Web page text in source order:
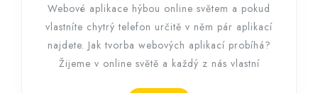
do
tvorby
webové
aplikace
Webové aplikace hýbou online světem a pokud
vlastníte chytrý telefon určitě v něm pár aplikací
najdete. Jak tvorba webových aplikací probíhá?
Žijeme v online světě a každý z nás vlastní